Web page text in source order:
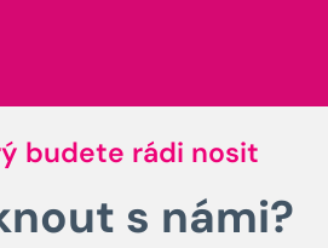
budete rádi nosit
s námi?